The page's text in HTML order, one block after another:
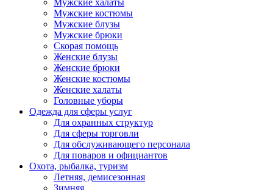
Мужские халаты
Мужские костюмы
Мужские блузы
Мужские брюки
Скорая помощь
Женские блузы
Женские брюки
Женские костюмы
Женские халаты
Головные уборы
Одежда для сферы услуг
Для охранных структур
Для сферы торговли
Для обслуживающего персонала
Для поваров и официантов
Охота, рыбалка, туризм
Летняя, демисезонная
Зимняя